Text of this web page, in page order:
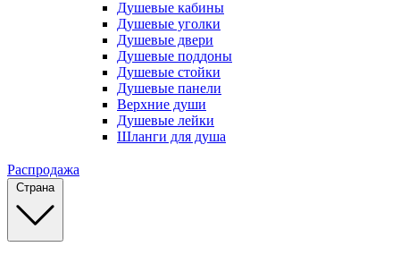
Душевые кабины
Душевые уголки
Душевые двери
Душевые поддоны
Душевые стойки
Душевые панели
Верхние души
Душевые лейки
Шланги для душа
Распродажа
Страна